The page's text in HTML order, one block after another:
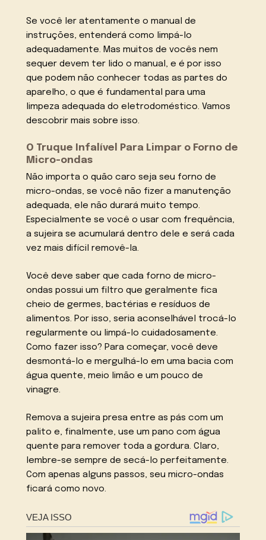
Se você ler atentamente o manual de
instruções, entenderá como limpá-lo
adequadamente. Mas muitos de vocês nem
sequer devem ter lido o manual, e é por isso
que podem não conhecer todas as partes do
aparelho, o que é fundamental para uma
limpeza adequada do eletrodoméstico. Vamos
descobrir mais sobre isso.
O Truque Infalível Para Limpar o Forno de
Micro-ondas
Não importa o quão caro seja seu forno de
micro-ondas, se você não fizer a manutenção
adequada, ele não durará muito tempo.
Especialmente se você o usar com frequência,
a sujeira se acumulará dentro dele e será cada
vez mais difícil removê-la.
Você deve saber que cada forno de micro-
ondas possui um filtro que geralmente fica
cheio de germes, bactérias e resíduos de
alimentos. Por isso, seria aconselhável trocá-lo
regularmente ou limpá-lo cuidadosamente.
Como fazer isso? Para começar, você deve
desmontá-lo e mergulhá-lo em uma bacia com
água quente, meio limão e um pouco de
vinagre.
Remova a sujeira presa entre as pás com um
palito e, finalmente, use um pano com água
quente para remover toda a gordura. Claro,
lembre-se sempre de secá-lo perfeitamente.
Com apenas alguns passos, seu micro-ondas
ficará como novo.